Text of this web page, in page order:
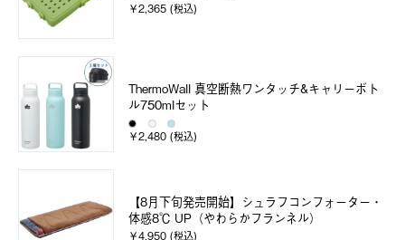
￥2,365 (税込)
ThermoWall 真空断熱ワンタッチ&キャリーボト
ル750mlセット
￥2,480 (税込)
【8月下旬発売開始】シュラフコンフォーター・
体感8℃ UP（やわらかフランネル）
￥4,950 (税込)